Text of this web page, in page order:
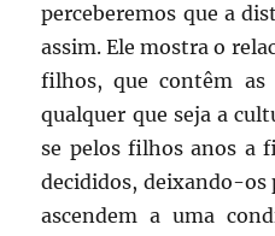
perceberemos que a
assim. Ele mostra o
filhos, que contêm as
qualquer que seja a
se pelos filhos anos a
decididos, deixando-os
ascendem a uma